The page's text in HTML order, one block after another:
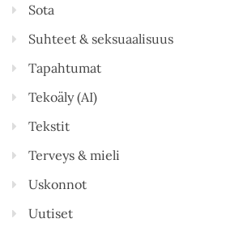
Sota
Suhteet & seksuaalisuus
Tapahtumat
Tekoäly (AI)
Tekstit
Terveys & mieli
Uskonnot
Uutiset